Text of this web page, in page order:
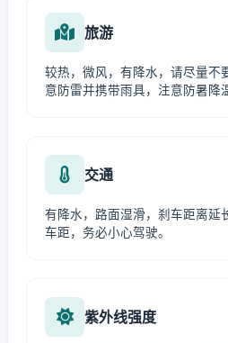
旅游
较热，微风，有降水，请尽量不
意防雷并携带雨具，注意防暑降
交通
有降水，路面湿滑，刹车距离延
车距，务必小心驾驶。
紫外线强度